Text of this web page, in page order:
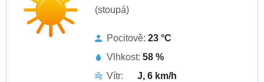
(stoupá)
Pocitově: 23 °C
Vlhkost: 58 %
Vítr:
J, 6 km/h